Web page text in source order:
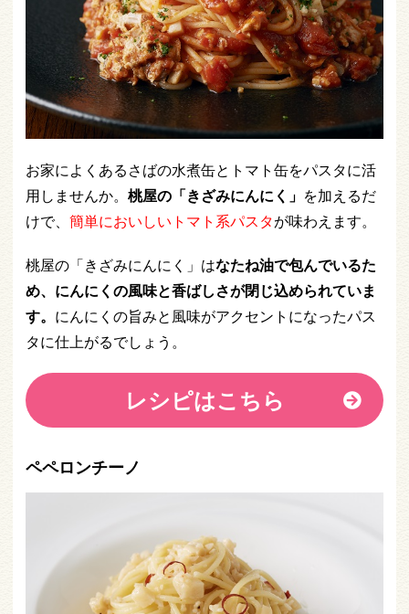
お家によくあるさばの水煮缶とトマト缶をパスタに活
用しませんか。 桃屋の「きざみにんにく」 を加えるだ
けで、 簡単においしいトマト系パスタが味わえます。
桃屋の「きざみにんにく」はなたね油で包んでいるた
め、にんにくの風味と香ばしさが閉じ込められていま
す。 にんにくの旨みと風味がアクセントになったパス
タに仕上がるでしょう。
レシピはこちら
ペペロンチーノ